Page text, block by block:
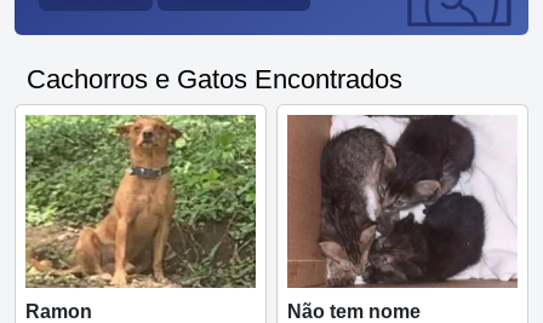
Cachorros e Gatos Encontrados
Ramon
Não tem nome